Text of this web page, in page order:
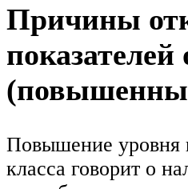
Причины
Повышение уровня
класса говорит о